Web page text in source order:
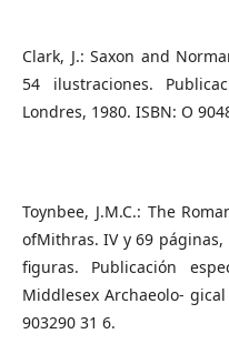
Clark, J.: Saxon and
54 ilustraciones.
Londres, 1980. ISBN: O
Toynbee, J.M.C.: The
ofMithras. IV y 69
figuras. Publicación
Middlesex Archaeolo-
903290 31 6.